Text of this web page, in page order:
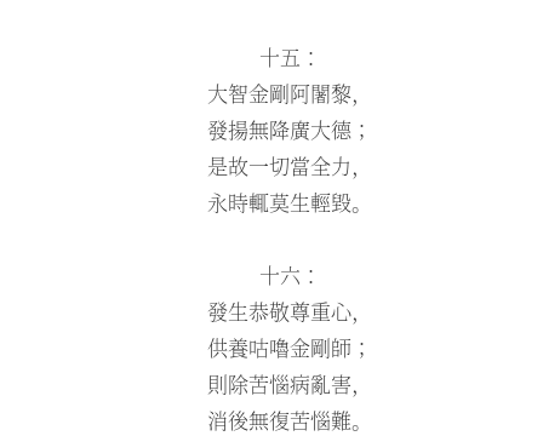
十五：
大智金剛阿闍黎，
發揚無降廣大德；
是故一切當全力，
永時輒莫生輕毀。
十六：
發生恭敬尊重心，
供養咕嚕金剛師；
則除苦惱病亂害，
消後無復苦惱難。